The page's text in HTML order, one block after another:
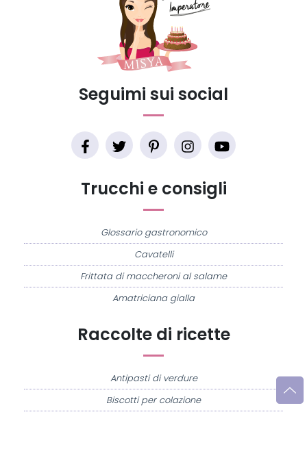
Raccolte di ricette
Antipasti di verdure
Biscotti per colazione
Trucchi e consigli
Glossario gastronomico
Cavatelli
Frittata di maccheroni al salame
Amatriciana gialla
Seguimi sui social